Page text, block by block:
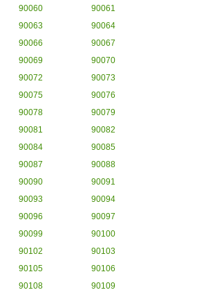
90060
90061
90063
90064
90066
90067
90069
90070
90072
90073
90075
90076
90078
90079
90081
90082
90084
90085
90087
90088
90090
90091
90093
90094
90096
90097
90099
90100
90102
90103
90105
90106
90108 90109